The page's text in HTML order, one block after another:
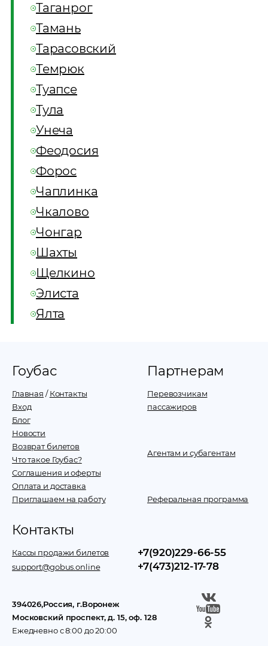
Таганрог
Тамань
Тарасовский
Темрюк
Туапсе
Тула
Унеча
Феодосия
Форос
Чаплинка
Чкалово
Чонгар
Шахты
Щелкино
Элиста
Ялта
Гоубас
Главная /Контакты
Вход
Блог
Новости
Возврат билетов
Что такое Гоубас?
Соглашения и оферты
Оплата и доставка
Приглашаем на работу
Партнерам
Перевозчикам
пассажиров
Агентам и субагентам
Реферальная программа
Контакты
Кассы продажи билетов
support@gobus.online
+7(920)229-66-55
+7(473)212-17-78
394026,Россия, г.Воронеж
Московский проспект, д. 15, оф. 128
Ежедневно с 8:00 до 20:00